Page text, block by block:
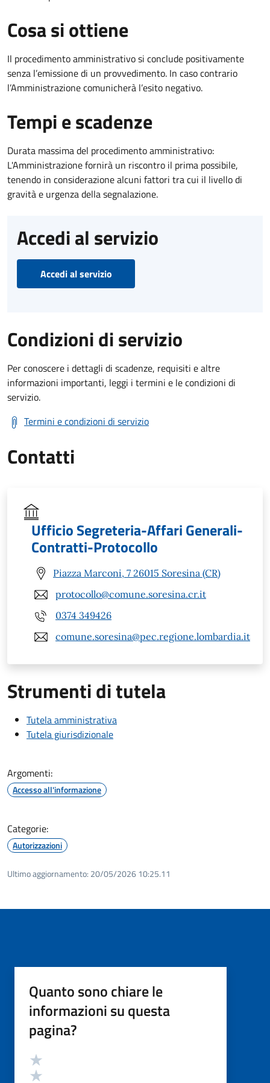
Cosa si ottiene
Il procedimento amministrativo si conclude positivamente
senza l’emissione di un provvedimento. In caso contrario
l’Amministrazione comunicherà l’esito negativo.
Tempi e scadenze
Durata massima del procedimento amministrativo:
L'Amministrazione fornirà un riscontro il prima possibile,
tenendo in considerazione alcuni fattori tra cui il livello di
gravità e urgenza della segnalazione.
Accedi al servizio
Accedi al servizio
Condizioni di servizio
Per conoscere i dettagli di scadenze, requisiti e altre
informazioni importanti, leggi i termini e le condizioni di
servizio.
Termini e condizioni di servizio
Contatti
Ufficio Segreteria-Affari Generali-
Contratti-Protocollo
Piazza Marconi, 7 26015 Soresina (CR)
protocollo@comune.soresina.cr.it
0374 349426
comune.soresina@pec.regione.lombardia.it
Strumenti di tutela
Tutela amministrativa
Tutela giurisdizionale
Argomenti:
Accesso all'informazione
Categorie:
Autorizzazioni
Ultimo aggiornamento: 20/05/2026 10:25.11
Quanto sono chiare le
informazioni su questa
pagina?
Valutazione